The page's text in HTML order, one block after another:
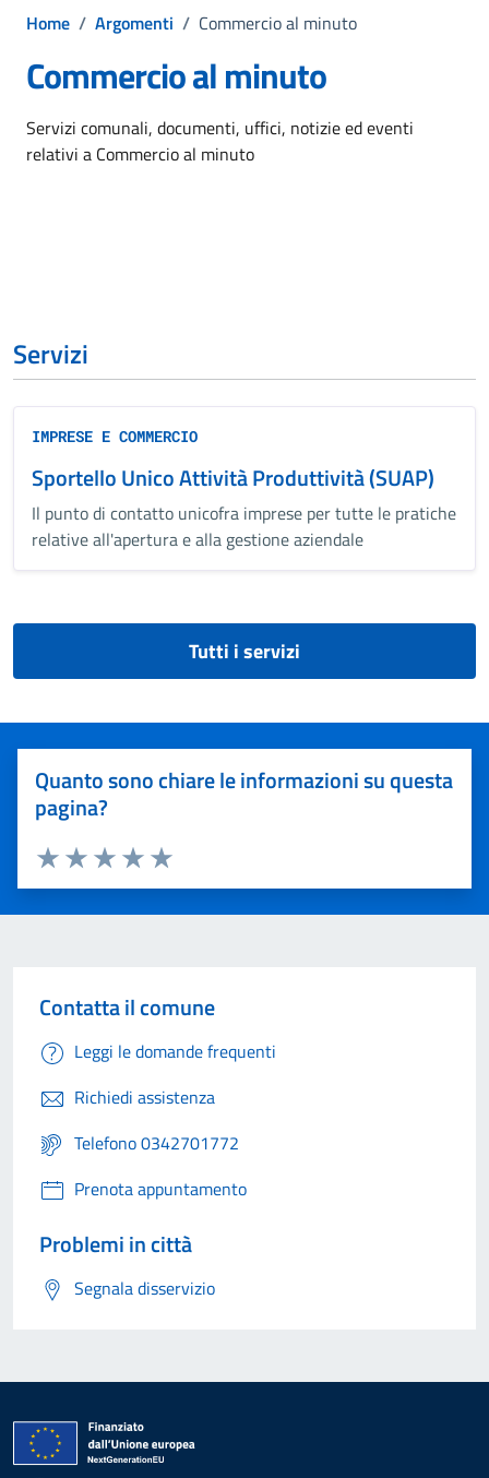
Home / Argomenti / Commercio al minuto
Commercio al minuto
Dettagli dell'argomento
Servizi comunali, documenti, uffici, notizie ed eventi
relativi a Commercio al minuto
Servizi
IMPRESE E COMMERCIO
Sportello Unico Attività Produttività (SUAP)
Il punto di contatto unicofra imprese per tutte le pratiche
relative all'apertura e alla gestione aziendale
Tutti i servizi
Quanto sono chiare le informazioni su questa
pagina?
Valuta 5 stelle su 5
Valuta 4 stelle su 5
Valuta 3 stelle su 5
Valuta 2 stelle su 5
Valuta 1 stelle su 5
Contatta il comune
Leggi le domande frequenti
Richiedi assistenza
Telefono 0342701772
Prenota appuntamento
Problemi in città
Segnala disservizio